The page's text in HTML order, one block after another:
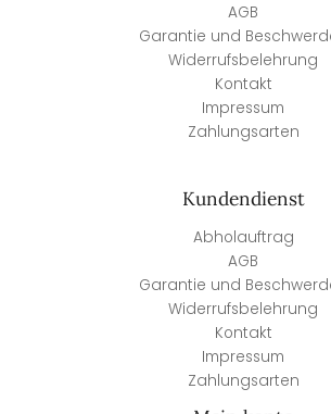
AGB
Garantie und
Widerrufsbelehrung
Kontakt
Impressum
Zahlungsarten
Kundendienst
Abholauftrag
AGB
Garantie und
Widerrufsbelehrung
Kontakt
Impressum
Zahlungsarten